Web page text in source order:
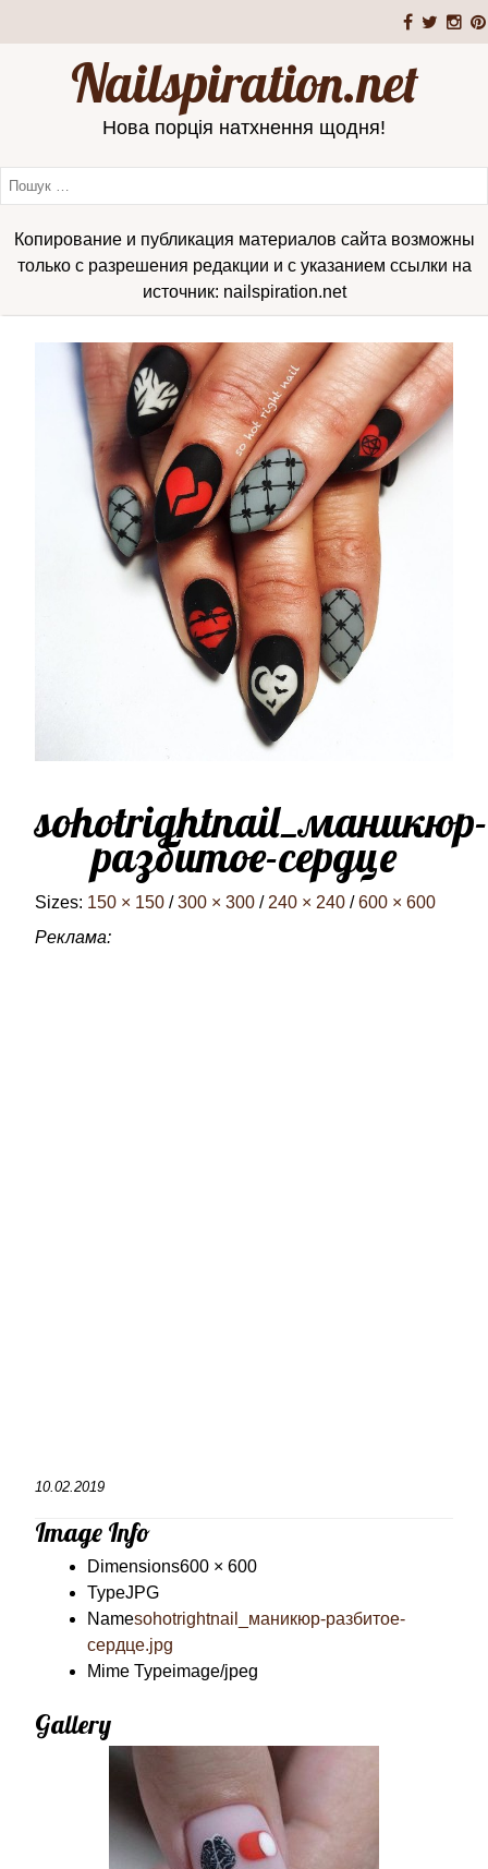
Nailspiration.net
Нова порція натхнення щодня!
Копирование и публикация материалов сайта возможны
только с разрешения редакции и с указанием ссылки на
источник: nailspiration.net
sohotrightnail_маникюр-
разбитое-сердце
Sizes: 150 × 150 / 300 × 300 / 240 × 240 / 600 × 600
Реклама:
10.02.2019
Image Info
Dimensions600 × 600
TypeJPG
Namesohotrightnail_маникюр-разбитое-
сердце.jpg
Mime Typeimage/jpeg
Gallery